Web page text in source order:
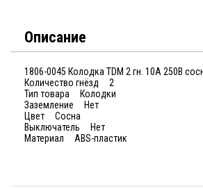
Описание
1806-0045 Колодка TDM 2 гн. 10А 250В
Количество гнёзд 2
Тип товара Колодки
Заземление Нет
Цвет Сосна
Выключатель Нет
Материал ABS-пластик